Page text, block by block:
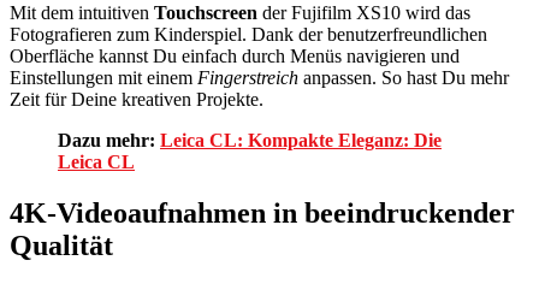
Mit dem intuitiven Touchscreen der Fujifilm XS10 wird das
Fotografieren zum Kinderspiel. Dank der benutzerfreundlichen
Oberfläche kannst Du einfach durch Menüs navigieren und
Einstellungen mit einem Fingerstreich anpassen. So hast Du mehr
Zeit für Deine kreativen Projekte.
Dazu mehr: Leica CL: Kompakte Eleganz: Die
Leica CL
4K-Videoaufnahmen in beeindruckender
Qualität